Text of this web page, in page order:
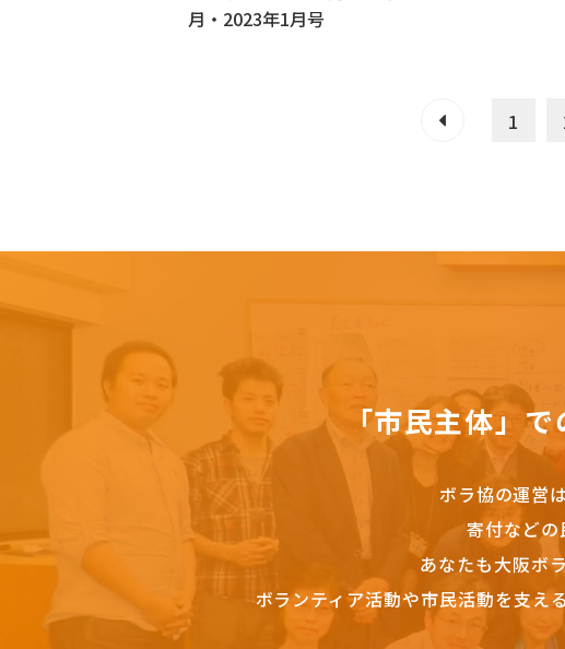
月・2023年1月号
1
「市民主体」
ボラ協の運営
寄付などの
あなたも大阪ボ
ボランティア活動や市民活動を支え